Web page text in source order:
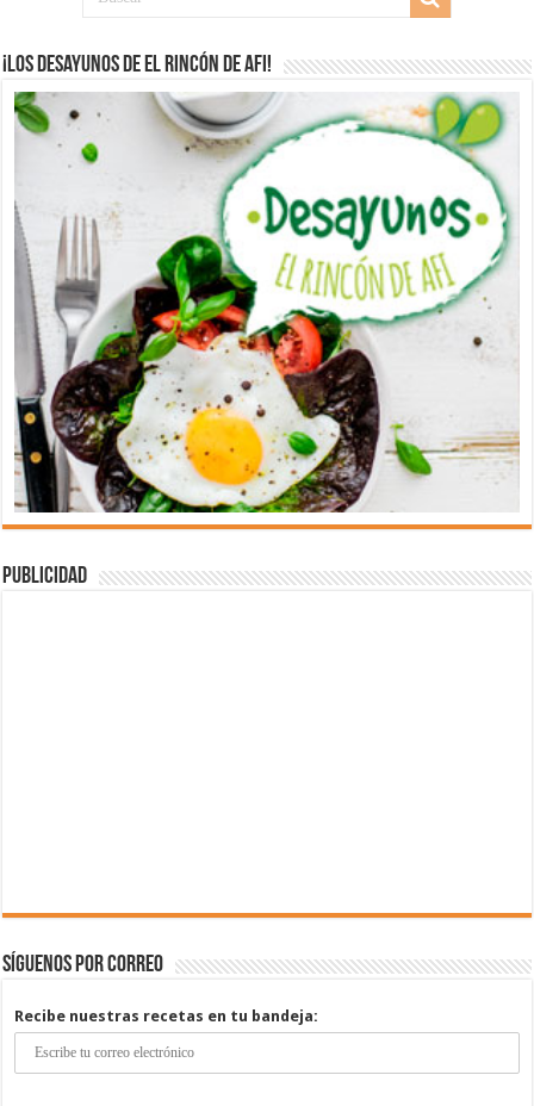
¡Los desayunos de El Rincón de Afi!
Publicidad
Síguenos por correo
Recibe nuestras recetas en tu bandeja: